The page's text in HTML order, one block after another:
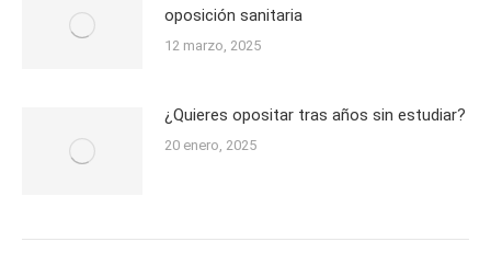
oposición sanitaria
12 marzo, 2025
¿Quieres opositar tras años sin estudiar?
20 enero, 2025